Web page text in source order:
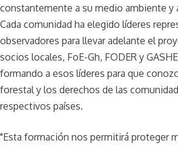
constantemente a su medio ambiente y
Cada comunidad ha elegido líderes
observadores para llevar adelante el
socios locales, FoE-Gh, FODER y
formando a esos líderes para que
forestal y los derechos de las
respectivos países.
"Esta formación nos permitirá proteger